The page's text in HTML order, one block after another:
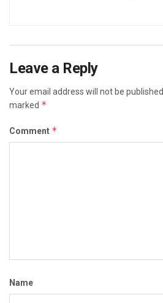
Leave a Reply
Your email address will not be published.
marked *
Comment *
Name